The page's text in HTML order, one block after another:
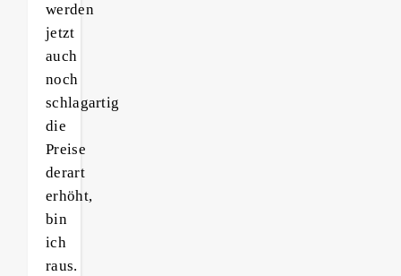
werden
jetzt
auch
noch
schlagartig
die
Preise
derart
erhöht,
bin
ich
raus.